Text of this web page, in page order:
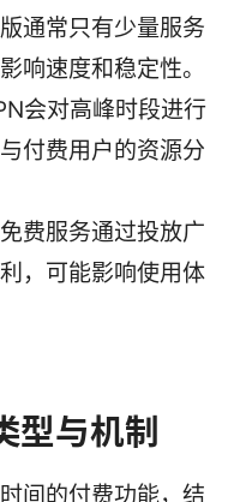
通常只有少量服务
响速度和稳定性。
会对高峰时段进行
付费用户的资源分
费服务通过投放广
，可能影响使用体
型与机制
间的付费功能，结